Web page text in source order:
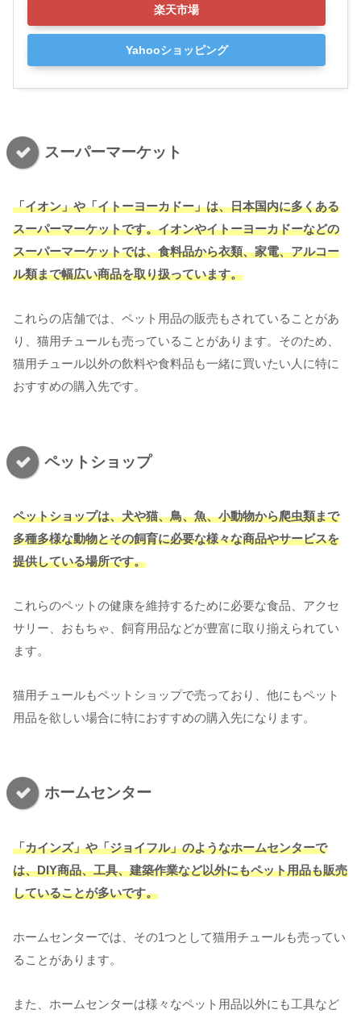
楽天市場
Yahooショッピング
スーパーマーケット
「イオン」や「イトーヨーカドー」は、日本国内に多くある
スーパーマーケットです。イオンやイトーヨーカドーなどの
スーパーマーケットでは、食料品から衣類、家電、アルコー
ル類まで幅広い商品を取り扱っています。
これらの店舗では、ペット用品の販売もされていることがあ
り、猫用チュールも売っていることがあります。そのため、
猫用チュール以外の飲料や食料品も一緒に買いたい人に特に
おすすめの購入先です。
ペットショップ
ペットショップは、犬や猫、鳥、魚、小動物から爬虫類まで
多種多様な動物とその飼育に必要な様々な商品やサービスを
提供している場所です。
これらのペットの健康を維持するために必要な食品、アクセ
サリー、おもちゃ、飼育用品などが豊富に取り揃えられてい
ます。
猫用チュールもペットショップで売っており、他にもペット
用品を欲しい場合に特におすすめの購入先になります。
ホームセンター
「カインズ」や「ジョイフル」のようなホームセンターで
は、DIY商品、工具、建築作業など以外にもペット用品も販売
していることが多いです。
ホームセンターでは、その1つとして猫用チュールも売ってい
ることがあります。
また、ホームセンターは様々なペット用品以外にも工具など